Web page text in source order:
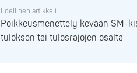
Edellinen artikkeli
Poikkeusmenettely kevään SM-
tuloksen tai tulosrajojen osalta